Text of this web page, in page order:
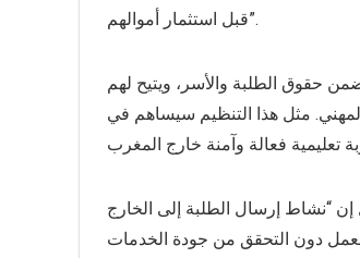
قبل استثمار أموالهم”.
حقوق الطلبة والأسر، ويتيح لهم
مثل هذا التنظيم سيساهم في
إن “نشاط إرسال الطلبة إلى الخارج
دون التحقق من جودة الخدمات